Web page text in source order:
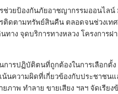
วยป้องกันภัยอาชญากรรมออนไล
ติดตามทรัพย์สินคืน ตลอดจนช่วงเ
ทาง จุดบริการทางหลวง โครงการ
ารปฏิบัติตนที่ถูกต้องในการเลือกตั้ง
น้นความผิดที่เกี่ยวข้องกับประชาชน
ภาพ ทำลาย ขายเสียง ฯลฯ จัดเรี